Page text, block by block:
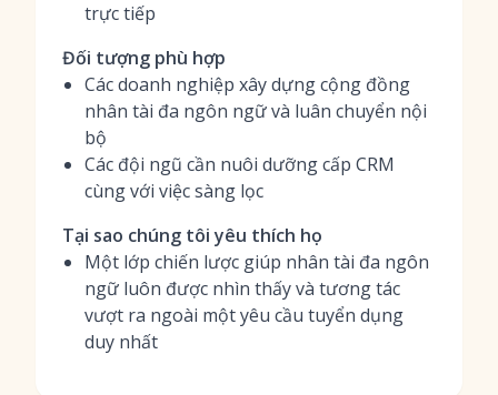
trực tiếp
Đối tượng phù hợp
Các doanh nghiệp xây dựng cộng đồng
nhân tài đa ngôn ngữ và luân chuyển nội
bộ
Các đội ngũ cần nuôi dưỡng cấp CRM
cùng với việc sàng lọc
Tại sao chúng tôi yêu thích họ
Một lớp chiến lược giúp nhân tài đa ngôn
ngữ luôn được nhìn thấy và tương tác
vượt ra ngoài một yêu cầu tuyển dụng
duy nhất